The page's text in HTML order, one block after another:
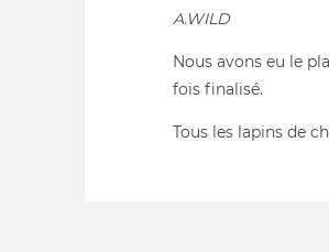
A.WILD
Nous avons eu le
fois finalisé.
Tous les lapins de